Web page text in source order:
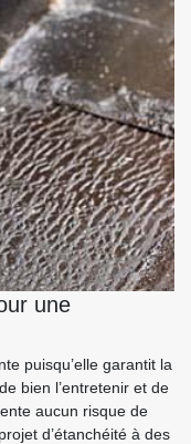
une
puisqu’elle garantit la
bien l’entretenir et de
aucun risque de
d’étanchéité à des